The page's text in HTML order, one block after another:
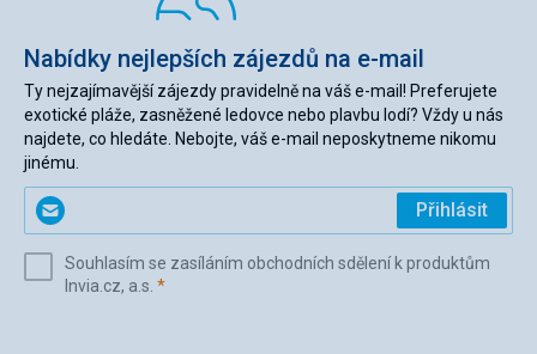
Nabídky nejlepších zájezdů na e-mail
Ty nejzajímavější zájezdy pravidelně na váš e-mail! Preferujete
exotické pláže, zasněžené ledovce nebo plavbu lodí? Vždy u nás
najdete, co hledáte. Nebojte, váš e-mail neposkytneme nikomu
jinému.
Zadejte
svůj
(povinné)
Přihlásit
Souhlasím se zasíláním obchodních sdělení k produktům
Invia.cz, a.s. *(povinné)